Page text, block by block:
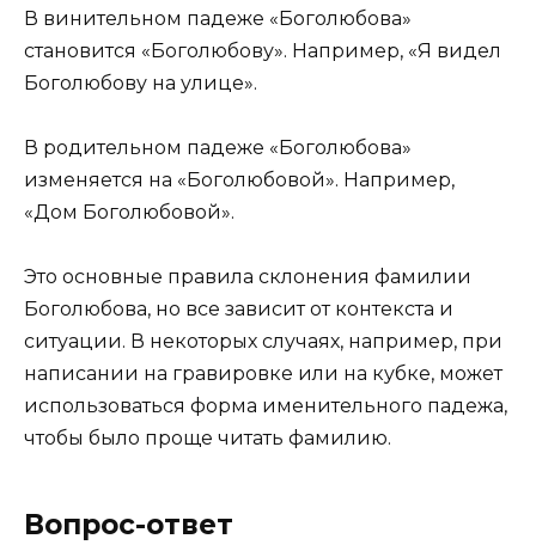
В винительном падеже «Боголюбова»
становится «Боголюбову». Например, «Я видел
Боголюбову на улице».
В родительном падеже «Боголюбова»
изменяется на «Боголюбовой». Например,
«Дом Боголюбовой».
Это основные правила склонения фамилии
Боголюбова, но все зависит от контекста и
ситуации. В некоторых случаях, например, при
написании на гравировке или на кубке, может
использоваться форма именительного падежа,
чтобы было проще читать фамилию.
Вопрос-ответ